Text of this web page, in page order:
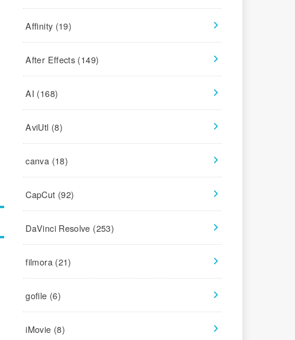
Affinity (19)
After Effects (149)
AI (168)
AviUtl (8)
canva (18)
CapCut (92)
DaVinci Resolve (253)
filmora (21)
gofile (6)
iMovie (8)